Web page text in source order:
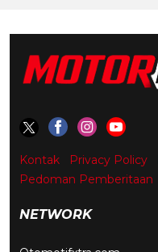
Kontak Privacy Policy
Pedoman Pemberitaan
NETWORK